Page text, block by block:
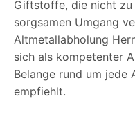
Giftstoffe, die nicht zu
sorgsamen Umgang
Altmetallabholung
sich als kompetenter
Belange rund um jede
empfiehlt.